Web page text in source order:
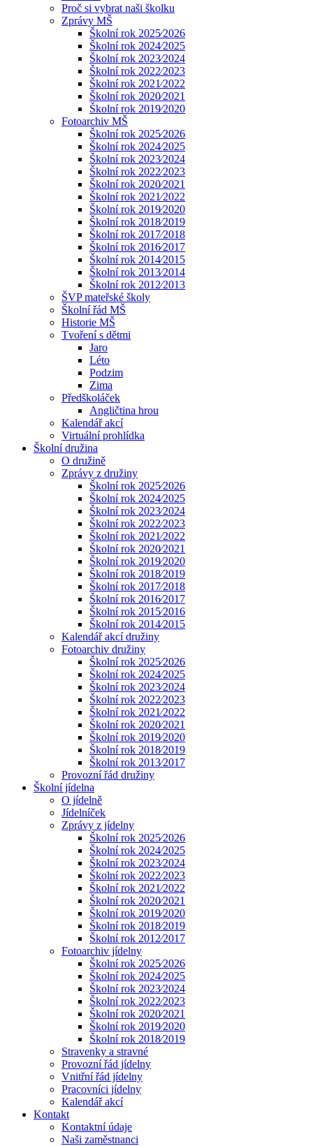
Proč si vybrat naši školku
Zprávy MŠ
Školní rok 2025⁄2026
Školní rok 2024⁄2025
Školní rok 2023⁄2024
Školní rok 2022⁄2023
Školní rok 2021⁄2022
Školní rok 2020⁄2021
Školní rok 2019⁄2020
Fotoarchiv MŠ
Školní rok 2025⁄2026
Školní rok 2024⁄2025
Školní rok 2023⁄2024
Školní rok 2022⁄2023
Školní rok 2020⁄2021
Školní rok 2021⁄2022
Školní rok 2019⁄2020
Školní rok 2018⁄2019
Školní rok 2017⁄2018
Školní rok 2016⁄2017
Školní rok 2014⁄2015
Školní rok 2013⁄2014
Školní rok 2012⁄2013
ŠVP mateřské školy
Školní řád MŠ
Historie MŠ
Tvoření s dětmi
Jaro
Léto
Podzim
Zima
Předškoláček
Angličtina hrou
Kalendář akcí
Virtuální prohlídka
Školní družina
O družině
Zprávy z družiny
Školní rok 2025⁄2026
Školní rok 2024⁄2025
Školní rok 2023⁄2024
Školní rok 2022⁄2023
Školní rok 2021⁄2022
Školní rok 2020⁄2021
Školní rok 2019⁄2020
Školní rok 2018⁄2019
Školní rok 2017⁄2018
Školní rok 2016⁄2017
Školní rok 2015⁄2016
Školní rok 2014⁄2015
Kalendář akcí družiny
Fotoarchiv družiny
Školní rok 2025⁄2026
Školní rok 2024⁄2025
Školní rok 2023⁄2024
Školní rok 2022⁄2023
Školní rok 2021⁄2022
Školní rok 2020⁄2021
Školní rok 2019⁄2020
Školní rok 2018⁄2019
Školní rok 2013⁄2017
Provozní řád družiny
Školní jídelna
O jídelně
Jídelníček
Zprávy z jídelny
Školní rok 2025⁄2026
Školní rok 2024⁄2025
Školní rok 2023⁄2024
Školní rok 2022⁄2023
Školní rok 2021⁄2022
Školní rok 2020⁄2021
Školní rok 2019⁄2020
Školní rok 2018⁄2019
Školní rok 2012⁄2017
Fotoarchiv jídelny
Školní rok 2025⁄2026
Školní rok 2024⁄2025
Školní rok 2023⁄2024
Školní rok 2022⁄2023
Školní rok 2020⁄2021
Školní rok 2019⁄2020
Školní rok 2018⁄2019
Stravenky a stravné
Provozní řád jídelny
Vnitřní řád jídelny
Pracovníci jídelny
Kalendář akcí
Kontakt
Kontaktní údaje
Naši zaměstnanci